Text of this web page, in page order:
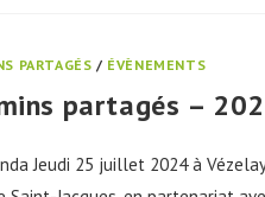
PARTAGÉS / ÉVÈNEMENTS
partagés –
Jeudi 25 juillet 2024 à